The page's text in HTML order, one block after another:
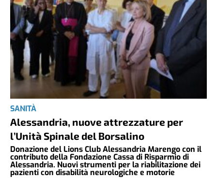
SANITÀ
Alessandria, nuove attrezzature per
l’Unità Spinale del Borsalino
Donazione del Lions Club Alessandria Marengo con il
contributo della Fondazione Cassa di Risparmio di
Alessandria. Nuovi strumenti per la riabilitazione dei
pazienti con disabilità neurologiche e motorie